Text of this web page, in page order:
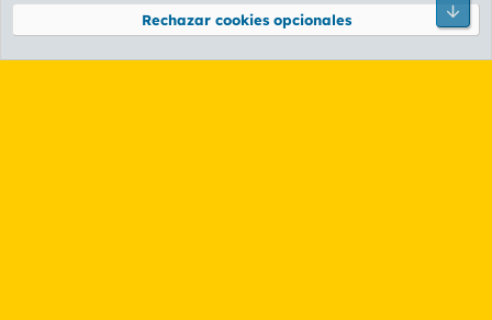
Community platform by XenForo® © 2010-2026 XenForo Ltd.
Rechazar cookies opcionales
Pie